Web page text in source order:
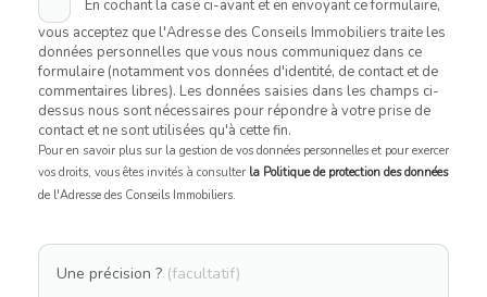
En cochant la case ci-avant et en envoyant ce formulaire,
vous acceptez que l'Adresse des Conseils Immobiliers traite les
données personnelles que vous nous communiquez dans ce
formulaire (notamment vos données d'identité, de contact et de
commentaires libres). Les données saisies dans les champs ci-
dessus nous sont nécessaires pour répondre à votre prise de
contact et ne sont utilisées qu'à cette fin.
Pour en savoir plus sur la gestion de vos données personnelles et pour exercer
vos droits, vous êtes invités à consulter la Politique de protection des données
de l'Adresse des Conseils Immobiliers.
Une précision ? (facultatif)